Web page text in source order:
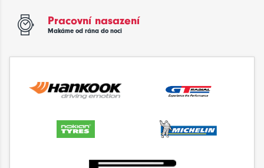
Pracovní nasazení
Makáme od rána do noci